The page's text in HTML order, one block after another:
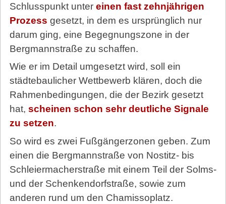
Schlusspunkt unter einen fast zehnjährigen
Prozess gesetzt, in dem es ursprünglich nur
darum ging, eine Begegnungszone in der
Bergmannstraße zu schaffen.
Wie er im Detail umgesetzt wird, soll ein
städtebaulicher Wettbewerb klären, doch die
Rahmenbedingungen, die der Bezirk gesetzt
hat, scheinen schon sehr deutliche Signale
zu setzen.
So wird es zwei Fußgängerzonen geben. Zum
einen die Bergmannstraße von Nostitz- bis
Schleiermacherstraße mit einem Teil der Solms-
und der Schenkendorfstraße, sowie zum
anderen rund um den Chamissoplatz.